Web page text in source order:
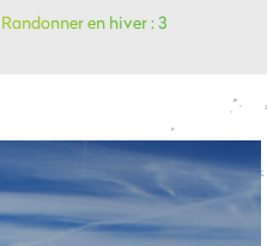
Randonner en hiver : 3